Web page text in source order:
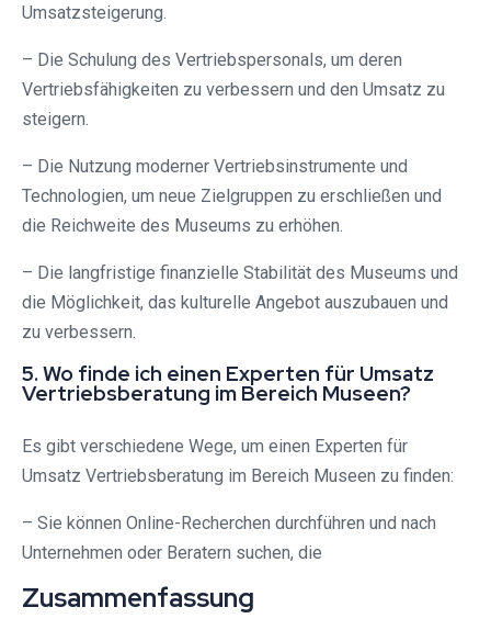
Umsatzsteigerung.
– Die Schulung des Vertriebspersonals, um deren
Vertriebsfähigkeiten zu verbessern und den Umsatz zu
steigern.
– Die Nutzung moderner Vertriebsinstrumente und
Technologien, um neue Zielgruppen zu erschließen und
die Reichweite des Museums zu erhöhen.
– Die langfristige finanzielle Stabilität des Museums und
die Möglichkeit, das kulturelle Angebot auszubauen und
zu verbessern.
5. Wo finde ich einen Experten für Umsatz
Vertriebsberatung im Bereich Museen?
Es gibt verschiedene Wege, um einen Experten für
Umsatz Vertriebsberatung im Bereich Museen zu finden:
– Sie können Online-Recherchen durchführen und nach
Unternehmen oder Beratern suchen, die
Zusammenfassung